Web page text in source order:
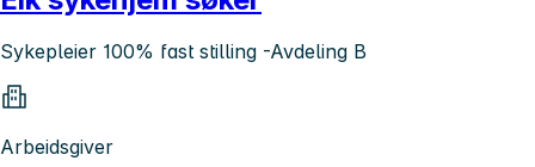
Sykepleier 100% fast stilling -Avdeling B
Arbeidsgiver